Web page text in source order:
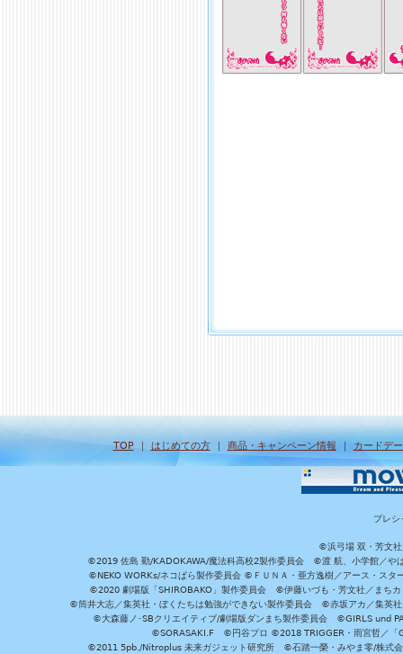
TOP｜ はじめての方｜ 商品・キャンペーン情報 ｜ カードデ
プレシ
©浜弓場 双・芳文社
©2019 佐島 勤/KADOKAWA/魔法科高校2製作委員会 ©渡 航、小学館／や
©NEKO WORKs/ネコぱら製作委員会 ©ＦＵＮＡ・亜方逸樹／アース・ス
©2020 劇場版「SHIROBAKO」製作委員会 ©伊藤いづも・芳文社／まち
©筒井大志／集英社・ぼくたちは勉強ができない製作委員会 ©赤坂アカ／集英
©大森藤ノ･SBクリエイティブ/劇場版ダンまち製作委員会 ©GIRLS und
©SORASAKI.F ©円谷プロ ©2018 TRIGGER・雨宮哲／
©2011 5pb./Nitroplus 未来ガジェット研究所 ©石踏一榮・みやま零/株式